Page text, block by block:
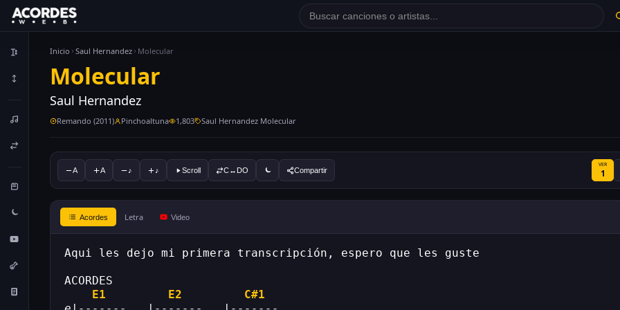
Inicio Saul Hernandez Molecular
Molecular
Saul Hernandez
Remando (2011) Pinchoaltuna 1,803 Saul Hernandez Molecular
A A ♪ ♪ Scroll C↔DO Compartir
VER
1
Acordes Letra Video
Aqui les dejo mi primera transcripción, espero que les guste
ACORDES
E1
E2
C#1